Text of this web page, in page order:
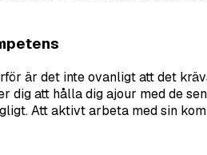
är det inte ovanligt att det
dig att hålla dig ajour med de
Att aktivt arbeta med sin